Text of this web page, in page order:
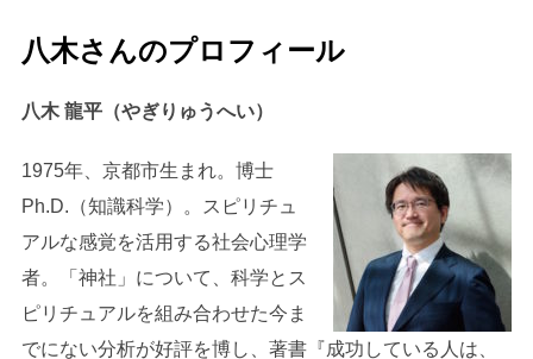
八木さんのプロフィール
八木 龍平（やぎりゅうへい）
1975年、京都市生まれ。博士
Ph.D.（知識科学）。スピリチュ
アルな感覚を活用する社会心理学
者。「神社」について、科学とス
ピリチュアルを組み合わせた今ま
でにない分析が好評を博し、著書『成功している人は、